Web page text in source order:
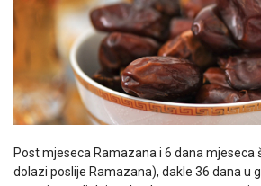
Post mjeseca Ramazana i 6 dana mjeseca
dolazi poslije Ramazana), dakle 36 dana u